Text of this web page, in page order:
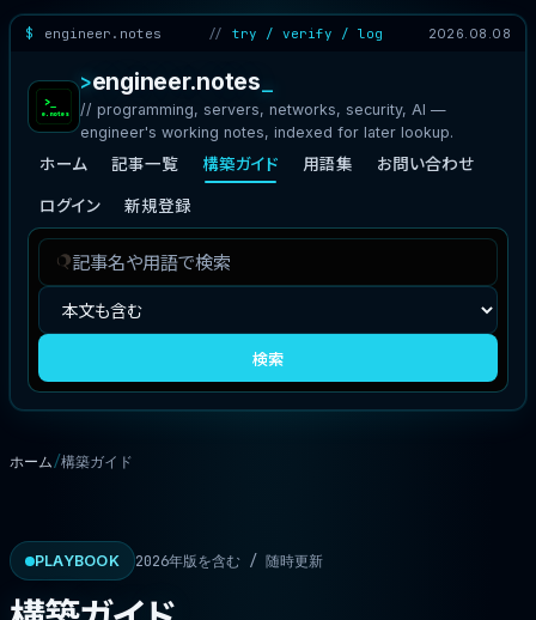
engineer.notes try / verify / log 2026.08.08
engineer.notes
// programming, servers, networks, security, AI —
engineer's working notes, indexed for later lookup.
ホーム 記事一覧 構築ガイド 用語集 お問い合わせ
ログイン 新規登録
事
検
索
索
象
検索
ホーム 構築ガイド
PLAYBOOK 2026年版を含む / 随時更新